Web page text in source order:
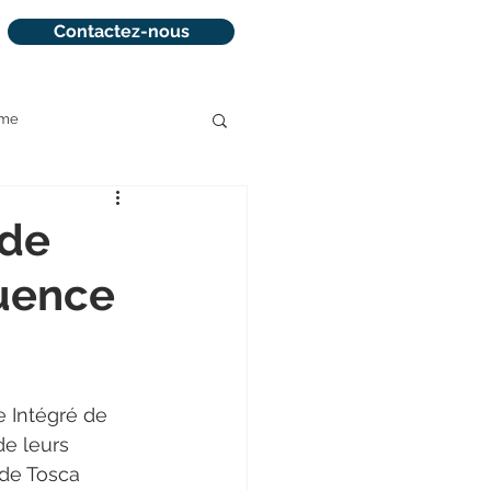
Contactez-nous
Intégré de
leurs
Tosca